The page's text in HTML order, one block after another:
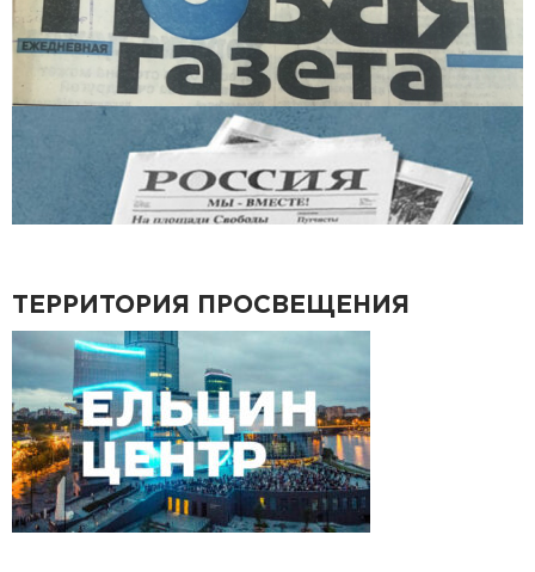
ТЕРРИТОРИЯ ПРОСВЕЩЕНИЯ